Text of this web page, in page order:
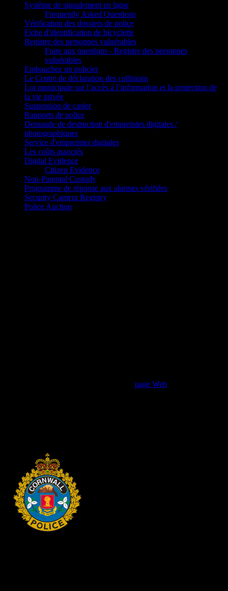
Système de signalement en ligne
Frequently Asked Questions
Vérification des dossiers de police
Fiche d'identification de bicyclette
Registre des personnes vulnérables
Foire aux questions - Registre des personnes
vulnérables
Embauchez un policier
Le Centre de déclaration des collisions
Loi municipale sur l’accès à l’information et la protection de
la vie privée
Suspension de casier
Rapports de police
Demande de destruction d'empreintes digitales /
photographiques
Service d'empreintes digitales
Les coûts associés
Digital Evidence
Citizen Evidence
Non-Parental Custody
Programme de réponse aux alarmes vérifiées
Security Camera Registry
Police Auction
page Web